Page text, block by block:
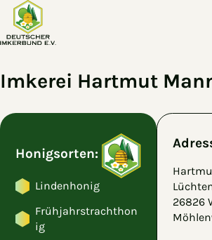
Zum Hauptinhalt springen
Imkerei Hartmut
Honigsorten:
Lindenhonig
Frühjahrstrachthon
ig
26826